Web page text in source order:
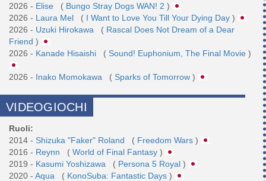
2026 - Elise ( Bungo Stray Dogs WAN! 2 )
2026 - Laura Mel ( I Want to Love You Till Your Dying Day )
2026 - Uzuki Hirokawa ( Rascal Does Not Dream of a Dear
Friend )
2026 - Kanade Hisaishi ( Sound! Euphonium, The Final Movie )
2026 - Inako Momokawa ( Sparks of Tomorrow )
VIDEOGIOCHI
Ruoli:
2014 - Shizuka "Faker" Roland ( Freedom Wars )
2016 - Reynn ( World of Final Fantasy )
2019 - Kasumi Yoshizawa ( Persona 5 Royal )
2020 - Aqua ( KonoSuba: Fantastic Days )